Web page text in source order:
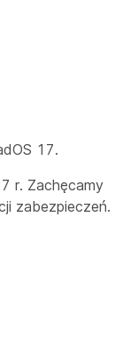
17.
r. Zachęcamy
zabezpieczeń.